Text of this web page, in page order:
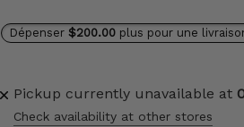
Dépenser $200.00 plus pour une
Pickup currently unavailable at
Check availability at other stores